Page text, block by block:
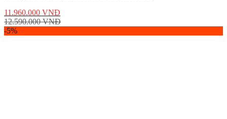
11.960.000 VNĐ
12.590.000VNĐ
-5%